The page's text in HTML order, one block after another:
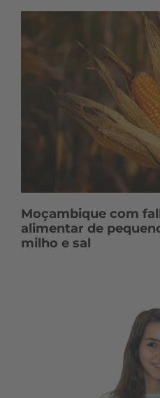
Moçambique com
alimentar de
milho e sal